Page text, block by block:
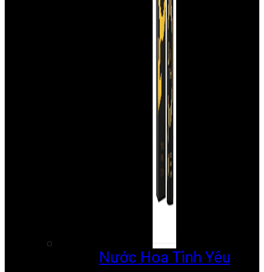
Nước Hoa Tình Yêu